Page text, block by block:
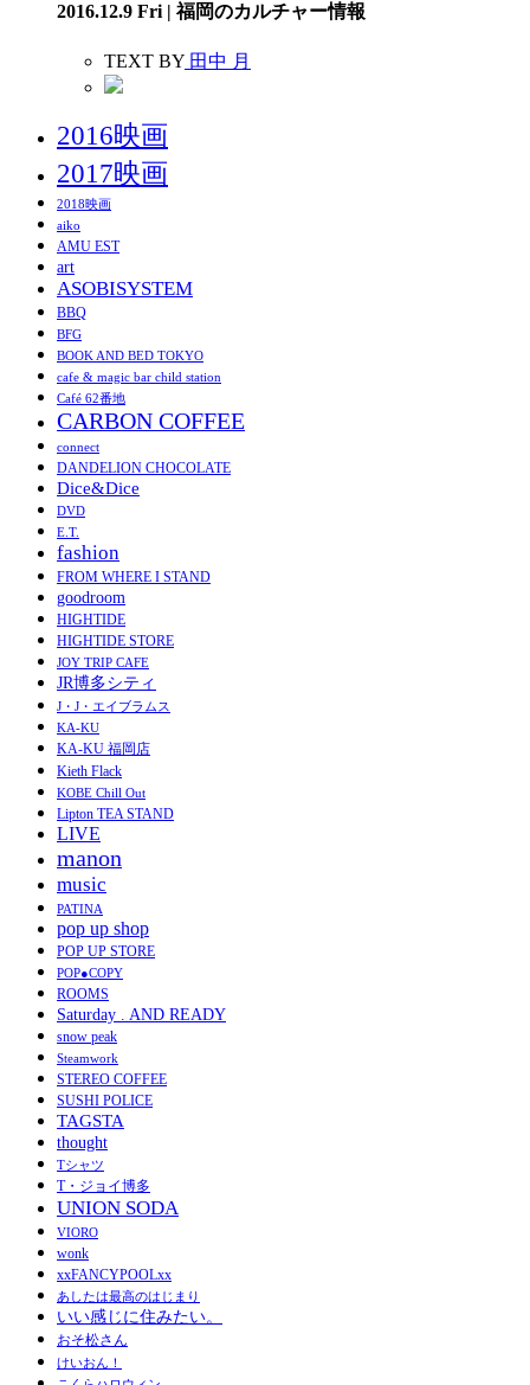
2016.12.9 Fri | 福岡のカルチャー情報
TEXT BY 田中 月
2016映画
2017映画
2018映画
aiko
AMU EST
art
ASOBISYSTEM
BBQ
BFG
BOOK AND BED TOKYO
cafe & magic bar child station
Café 62番地
CARBON COFFEE
connect
DANDELION CHOCOLATE
Dice&Dice
DVD
E.T.
fashion
FROM WHERE I STAND
goodroom
HIGHTIDE
HIGHTIDE STORE
JOY TRIP CAFE
JR博多シティ
J・J・エイブラムス
KA-KU
KA-KU 福岡店
Kieth Flack
KOBE Chill Out
Lipton TEA STAND
LIVE
manon
music
PATINA
pop up shop
POP UP STORE
POP●COPY
ROOMS
Saturday . AND READY
snow peak
Steamwork
STEREO COFFEE
SUSHI POLICE
TAGSTA
thought
Tシャツ
T・ジョイ博多
UNION SODA
VIORO
wonk
xxFANCYPOOLxx
あしたは最高のはじまり
いい感じに住みたい。
おそ松さん
けいおん！